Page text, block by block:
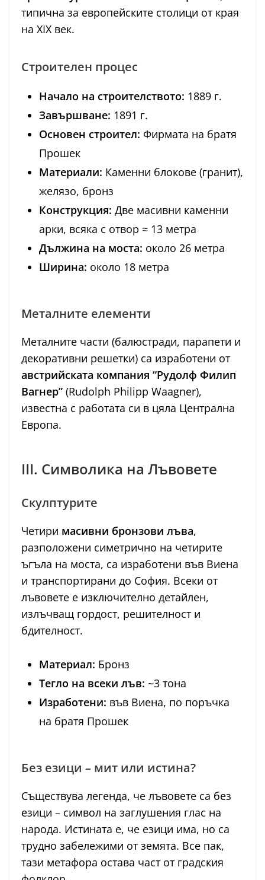
типична за европейските столици от края
на XIX век.
Строителен процес
Начало на строителството: 1889 г.
Завършване: 1891 г.
Основен строител: Фирмата на братя
Прошек
Материали: Каменни блокове (гранит),
желязо, бронз
Конструкция: Две масивни каменни
арки, всяка с отвор ≈ 13 метра
Дължина на моста: около 26 метра
Ширина: около 18 метра
Металните елементи
Металните части (балюстради, парапети и
декоративни решетки) са изработени от
австрийската компания “Рудолф Филип
Вагнер” (Rudolph Philipp Waagner),
известна с работата си в цяла Централна
Европа.
III. Символика на Лъвовете
Скулптурите
Четири масивни бронзови лъва,
разположени симетрично на четирите
ъгъла на моста, са изработени във Виена
и транспортирани до София. Всеки от
лъвовете е изключително детайлен,
излъчващ гордост, решителност и
бдителност.
Материал: Бронз
Тегло на всеки лъв: ~3 тона
Изработени: във Виена, по поръчка
на братя Прошек
Без езици – мит или истина?
Съществува легенда, че лъвовете са без
езици – символ на заглушения глас на
народа. Истината е, че езици има, но са
трудно забележими от земята. Все пак,
тази метафора остава част от градския